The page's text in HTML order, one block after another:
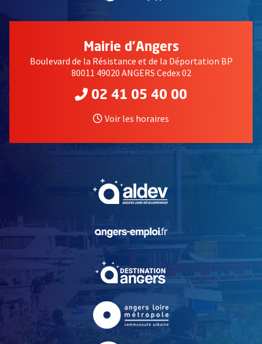
Mairie d'Angers
Boulevard de la Résistance et de la Déportation BP
80011 49020 ANGERS Cedex 02
02 41 05 40 00
Voir les horaires
, Ouvre une nouvelle
, Ouvre une nouvelle